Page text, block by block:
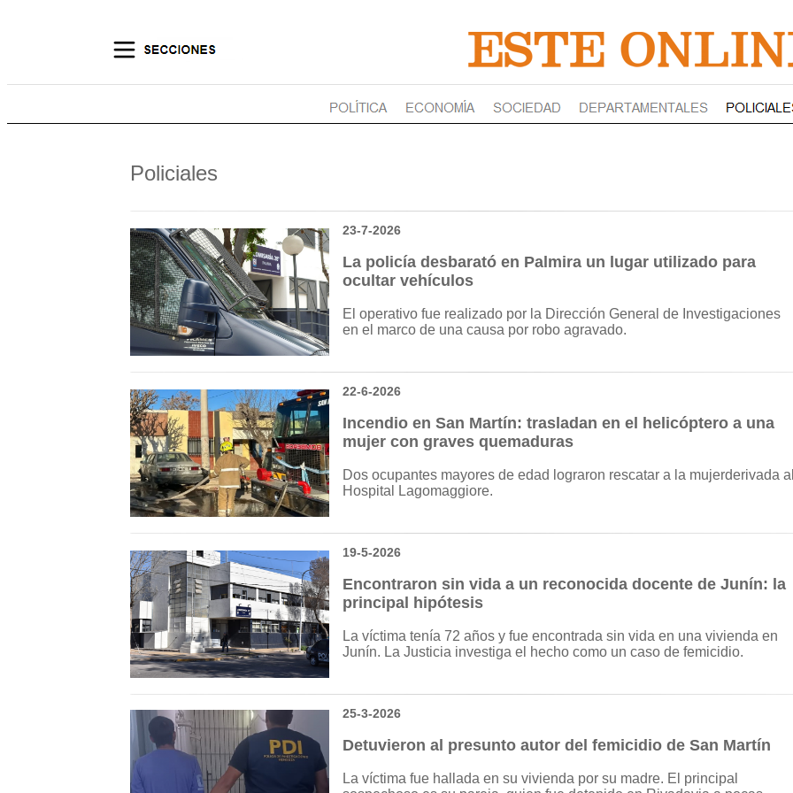
Policiales
23-7-2026
La policía desbarató en Palmira un lugar utilizado para
ocultar vehículos
El operativo fue realizado por la Dirección General de Investigaciones
en el marco de una causa por robo agravado.
22-6-2026
Incendio en San Martín: trasladan en el helicóptero a una
mujer con graves quemaduras
Dos ocupantes mayores de edad lograron rescatar a la mujerderivada
Hospital Lagomaggiore.
19-5-2026
Encontraron sin vida a un reconocida docente de Junín: la
principal hipótesis
La víctima tenía 72 años y fue encontrada sin vida en una vivienda en
Junín. La Justicia investiga el hecho como un caso de femicidio.
25-3-2026
Detuvieron al presunto autor del femicidio de San Martín
La víctima fue hallada en su vivienda por su madre. El principal